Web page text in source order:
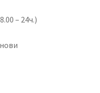
– 24ч.)